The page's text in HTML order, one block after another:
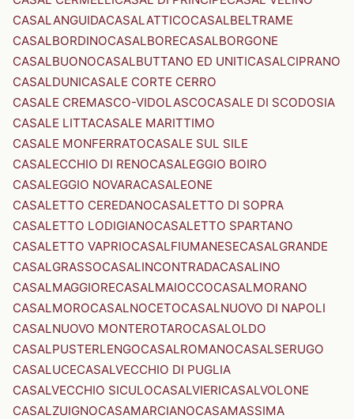
CASALANGUIDACASALATTICOCASALBELTRAME
CASALBORDINOCASALBORECASALBORGONE
CASALBUONOCASALBUTTANO ED UNITICASALCIPRANO
CASALDUNICASALE CORTE CERRO
CASALE CREMASCO-VIDOLASCOCASALE DI SCODOSIA
CASALE LITTACASALE MARITTIMO
CASALE MONFERRATOCASALE SUL SILE
CASALECCHIO DI RENOCASALEGGIO BOIRO
CASALEGGIO NOVARACASALEONE
CASALETTO CEREDANOCASALETTO DI SOPRA
CASALETTO LODIGIANOCASALETTO SPARTANO
CASALETTO VAPRIOCASALFIUMANESECASALGRANDE
CASALGRASSOCASALINCONTRADACASALINO
CASALMAGGIORECASALMAIOCCOCASALMORANO
CASALMOROCASALNOCETOCASALNUOVO DI NAPOLI
CASALNUOVO MONTEROTAROCASALOLDO
CASALPUSTERLENGOCASALROMANOCASALSERUGO
CASALUCECASALVECCHIO DI PUGLIA
CASALVECCHIO SICULOCASALVIERICASALVOLONE
CASALZUIGNOCASAMARCIANOCASAMASSIMA